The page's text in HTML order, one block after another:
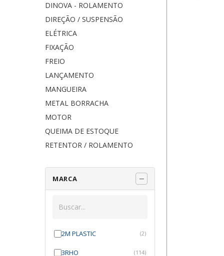
DINOVA - ROLAMENTO
DIREÇÃO / SUSPENSÃO
ELÉTRICA
FIXAÇÃO
FREIO
LANÇAMENTO
MANGUEIRA
METAL BORRACHA
MOTOR
QUEIMA DE ESTOQUE
RETENTOR / ROLAMENTO
MARCA
2M PLASTIC (2)
3RHO (114)